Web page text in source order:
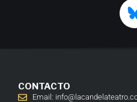
CONTACTO
Email: